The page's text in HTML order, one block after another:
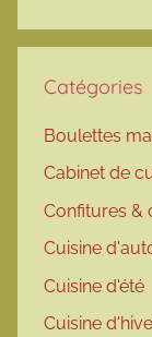
Catégories
Boulettes
Cabinet de
Confitures &
Cuisine
Cuisine d'été
Cuisine